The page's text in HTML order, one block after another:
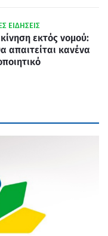
ΕΙΔΗΣΕΙΣ
εκτός νομού:
απαιτείται κανένα